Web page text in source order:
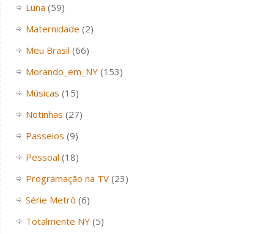
Luna (59)
Maternidade (2)
Meu Brasil (66)
Morando_em_NY(153)
Músicas (15)
Notinhas (27)
Passeios (9)
Pessoal (18)
Programação na TV(23)
Série Metrô (6)
Totalmente NY(5)